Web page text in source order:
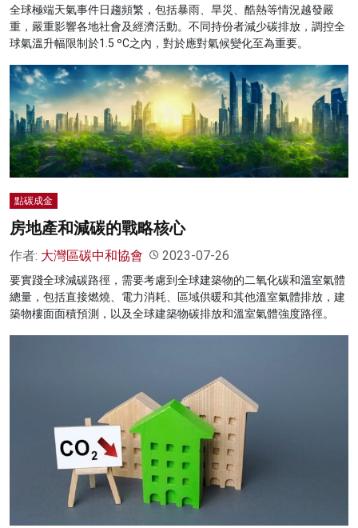
全球極端天氣事件日趨頻繁，包括暴雨、旱災、酷熱等情況越發嚴
重，嚴重影響各地社會及經濟活動。不同持份者減少碳排放，調控全
球氣溫升幅限制於1.5 ºC之內，對於應對氣候變化至為重要。
點碳成金
房地產和減碳的戰略核心
作者: 大灣區碳中和協會 2023-07-26
要實踐全球減碳路徑，需要考慮到全球建築物的二氧化碳和溫室氣體
總量，包括直接燃燒、電力消耗、區域供暖和其他溫室氣體排放，建
築物樓面面積預測，以及全球建築物碳排放和溫室氣體強度路徑。